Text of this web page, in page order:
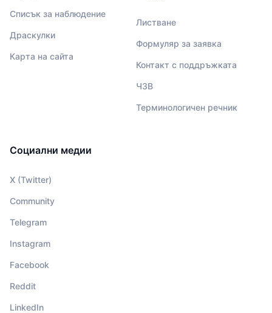
Списък за наблюдение
Драскулки
Карта на сайта
Листване
Формуляр за заявка
Контакт с поддръжката
ЧЗВ
Терминологичен речник
Социални медии
X (Twitter)
Community
Telegram
Instagram
Facebook
Reddit
LinkedIn